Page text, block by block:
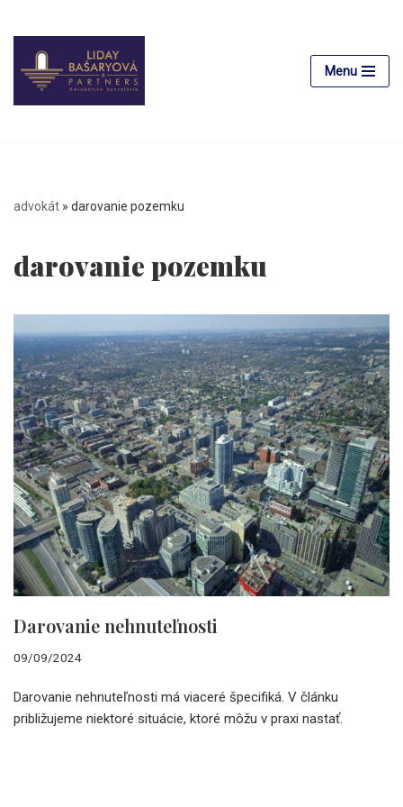
Preskočiť
na
obsah
Menu
advokát » darovanie pozemku
darovanie pozemku
Darovanie nehnuteľnosti
09/09/2024
Darovanie nehnuteľnosti má viaceré špecifiká. V článku
približujeme niektoré situácie, ktoré môžu v praxi nastať.